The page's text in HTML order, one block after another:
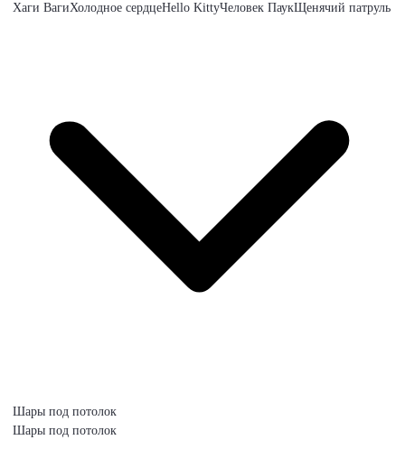
Хаги ВагиХолодное сердцеHello KittyЧеловек ПаукЩенячий патруль
Шары под потолок
Шары под потолок